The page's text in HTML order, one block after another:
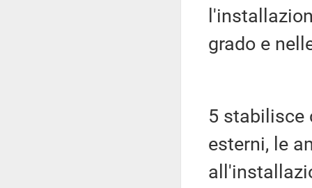
grado e
5 stabilisce
esterni, le